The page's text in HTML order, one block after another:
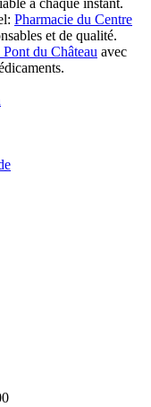
Pharmacie du Centre
et de qualité.
du Château avec